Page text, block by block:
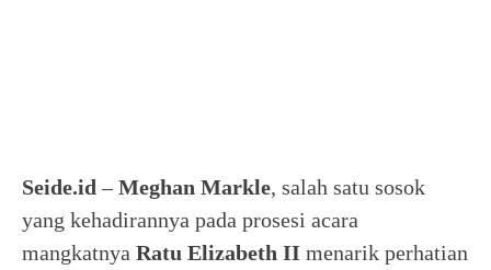
Seide.id –Meghan Markle, salah satu sosok
yang kehadirannya pada prosesi acara
mangkatnya Ratu Elizabeth II menarik perhatian